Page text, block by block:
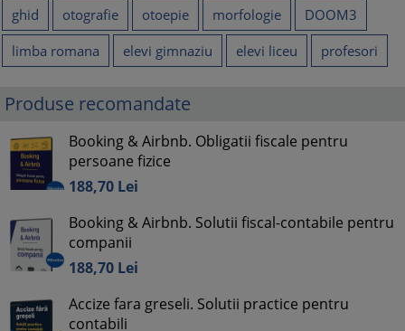
ghid
otografie otoepie morfologie
DOOM3
limba romana
elevi gimnaziu elevi liceu profesori
Produse recomandate
Booking & Airbnb. Obligatii fiscale pentru
persoane fizice
188,70 Lei
Booking & Airbnb. Solutii fiscal-contabile pentru
companii
188,70 Lei
Accize fara greseli. Solutii practice pentru
contabili